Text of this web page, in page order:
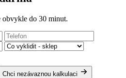
obvykle do 30 minut.
Chci nezávaznou kalkulaci